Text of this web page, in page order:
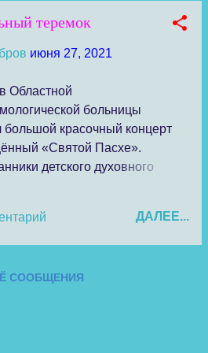
теремок
июня 27, 2021
Областной
больницы
красочный концерт
«Святой Пасхе».
детского духовного
с ребятами из Воскресной
показали новый спектакль
публика встретила
ДАЛЕЕ...
СООБЩЕНИЯ